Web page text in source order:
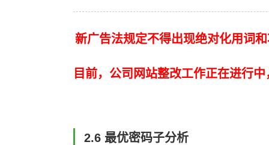
新广告法规定不得出现绝对化用词
目前，公司网站整改工作正在进行
2.6 最优密码子分析